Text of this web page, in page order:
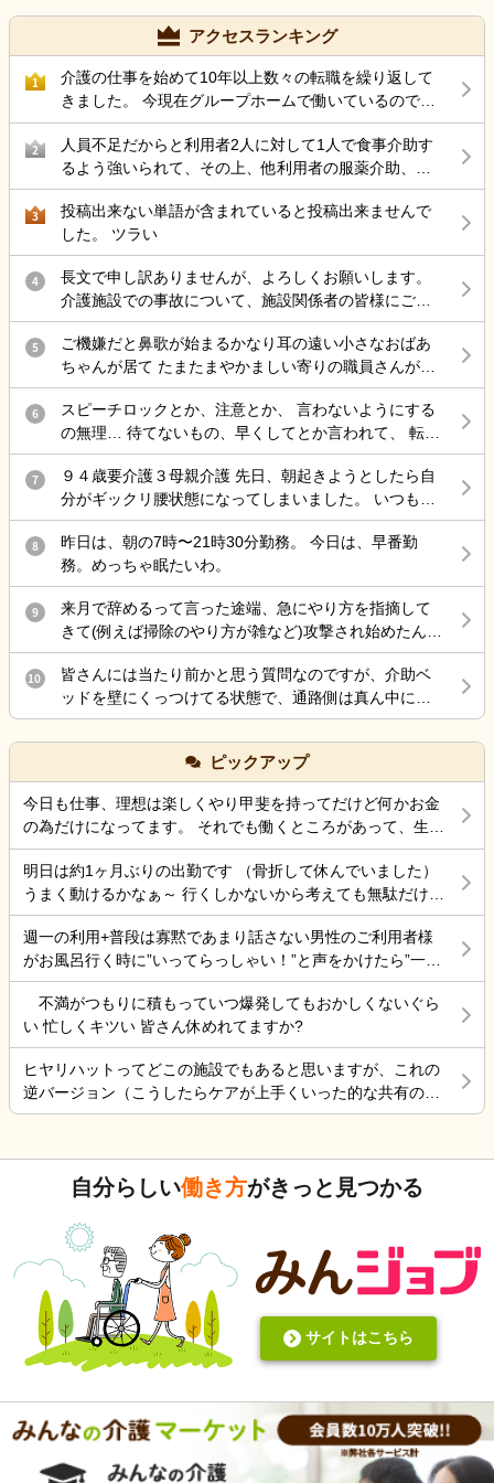
アクセスランキング
1
介護の仕事を始めて10年以上数々の転職を繰り返して
きました。 今現在グループホームで働いているのです
が 50代後半にもなりストレス性胃炎にもなったのでこ
こらで 介護の仕事から違う仕事を考えているのですが
結局転職サイトをみるのが介護の仕事ばかりで どうし
たら良いと思いますか？
2
人員不足だからと利用者2人に対して1人で食事介助す
るよう強いられて、その上、他利用者の服薬介助、動
き回る認知症利用者の見守り、声掛けまでやらされ、
最近自分の気持ちに余裕が持てない。
3
投稿出来ない単語が含まれていると投稿出来ませんで
した。 ツラい
4
長文で申し訳ありませんが、よろしくお願いします。
介護施設での事故について、施設関係者の皆様にご意
見を伺いたく投稿します。 母は認知症があり、介護施
設に入所していました。 ある日の明け方、母が一人で
施設を離設し、雨の中で転倒して大腿骨を骨折しまし
た。 手術は無事に終わりましたが、この事故をきっか
けに歩行ができなくなり、病院からは認知症も進行し
たとのお話がありました。また、要介護1だったもの
説明を受けました。 施設からは「治療費は負担しま
す」と説明を受けていますが、それ以外の補償につい
てはまだ話し合っていません。 そこで、介護施設で勤
務されている方や施設運営に携わっている方にお伺い
したいです。 ・このような事故が起きた場合、一般的
にはどのような対応や補償が行われることが多いので
しょうか。 ・施設側が加入している保険で対応するケ
がよいことや、今後の進め方についてアドバイスがあ
れば教えていただきたいです。 施設を責めたいという
気持ちではなく、今後の対応について知識を得たいと
思い投稿しました。 同様の事例やご経験がありました
ら、差し支えない範囲で教えていただけると幸いで
す。 よろしくお願いいたします。
5
ご機嫌だと鼻歌が始まるかなり耳の遠い小さなおばあ
ちゃんが居て たまたまやかましい寄りの職員さんが来
た時に 鼻歌から一気に不穏 「おおきなこえで話してる
わ」 と不機嫌で低く大きな声の独り言で返してて笑い
を堪えられない。
6
スピーチロックとか、注意とか、 言わないようにする
の無理… 待てないもの、早くしてとか言われて、 転倒
しそうになるとか危険行為しても、 本人達分からない
もの、 病気だから、認知症だからで許されて、 記録残
しても『仕方ないよね、割り切らなきゃ』 これで終わ
る 何でもかんでも虐待って言わないで… どうしろって
言うのよ…もう疲れた… 責任感強すぎって上司に言わ
れた 仕方ないじゃん 事故したら…打ちどころ悪かった
7
９４歳要介護３母親介護 先日、朝起きようとしたら自
分がギックリ腰状態になってしまいました。 いつも行
く接骨院で治療してもらったのですが、いつもなら楽
になるのに、全く治らないまま、家に戻ろとして 外に
出たら、クラクラし汗が尋常じゃなく出てくるので 接
骨院に戻って休すませてもらいました。 隠れ熱中症か
ら来た腰痛と分かり、水や経口水を飲ませてもらい要
約落ちたのはいいのですが、母親を一人で留守番させ
を一時的に入院させる事となりました。 母親は、病院
が大嫌いなので、今日病院に電話をしたら 案の定、興
との事でした。 夕食も食べなかったみたいです。 自分
の腰の状態は、それなりに動けるようになったのです
が、頭が熱中症でボワッとする感じなので、怖くて 会
いにいけない状態です。 ケアーマネージャーさんその
状況を相談したら、絶対に 包括ケアーに入れた方がい
いと怒られました。 以前、入れていたのですが、興奮
するので、それを抑える薬を飲んだ表情が忘れられな
いので、入れていいのか 判断に迷っている状況です。
その煮え切らない自分にケアーマネージャーさんは怒
っている事は分かっています。 毎日、散歩と昼食は寿
司屋のランチ 風呂に入れ身体と頭を洗ってあげ、朝昼
晩食事を作り 夜中は、トイレに行く度に麦茶を飲んで
もらう毎日 約5年やって来ましたが限界を感じていると
ころです。 朝昼晩の食事中に加山雄三DVDを必ず観て
喜ぶ姿を 観るとどうしても決断出来ない自分がいま
す。 異常かな⁈
8
昨日は、朝の7時〜21時30分勤務。 今日は、早番勤
務。めっちゃ眠たいわ。
9
来月で辞めるって言った途端、急にやり方を指摘して
きて(例えば掃除のやり方が雑など)攻撃され始めたんだ
けど最後の嫌がらせ？
10
皆さんには当たり前かと思う質問なのですが、介助ベ
ッドを壁にくっつけてる状態で、通路側は真ん中にベ
ッド柵を差し込むのは拘束扱いだって言われたのです
が、皆さんどう思いますか？ ちなみに自分は真ん中に
柵を入れても足を下ろして出れるスペースは十分にあ
者でそう習った事もあり、それが普通かと思うのです
が…今働いてる施設の拘束委員会でそう言われてるみ
ピックアップ
今日も仕事、理想は楽しくやり甲斐を持ってだけど何かお金
の為だけになってます。 それでも働くところがあって、生き
ていけているのでましなのでしょうね。 一番辛いのは、お金
がなく職探ししている時だったので今日も頑張ろうと思う。
それにしても古株は、好き勝手だから楽しそうです。私も古
株の時は、そんなに仕事行くのが辛くなく毎日そこそこ楽し
くやっていました。 転職は後悔はしていませんが、誰もが上
手くいかないのは確かですね。 そんなつぶやきです、では仕
明日は約1ヶ月ぶりの出勤です （骨折して休んでいました）
うまく動けるかなぁ～ 行くしかないから考えても無駄だけど
不安！
週一の利用+普段は寡黙であまり話さない男性のご利用者様
がお風呂行く時に”いってらっしゃい！”と声をかけたら”一緒
に行く？！？”と返してくれた。 そういう想像を上回るよう
なことがあるからこの仕事って楽しいんだよな。 まだ入って
4ヶ月弱しか経ってないけど。
不満がつもりに積もっていつ爆発してもおかしくないぐら
い 忙しくキツい 皆さん休めれてますか?
ヒヤリハットってどこの施設でもあると思いますが、これの
逆バージョン（こうしたらケアが上手くいった的な共有の書
式）ってないですよね。あったらいいケアを共有できると思
遂記録ばかりって、すごくネガティブだと個人的に思いま
す。また、介護の世界って「できて当たり前」的な思考が強
し。うつ病の人じゃないんだから、できないことばかり言っ
たらストレスたまりませんか。
自分らしい働き方がきっと見つかる
サイトはこちら